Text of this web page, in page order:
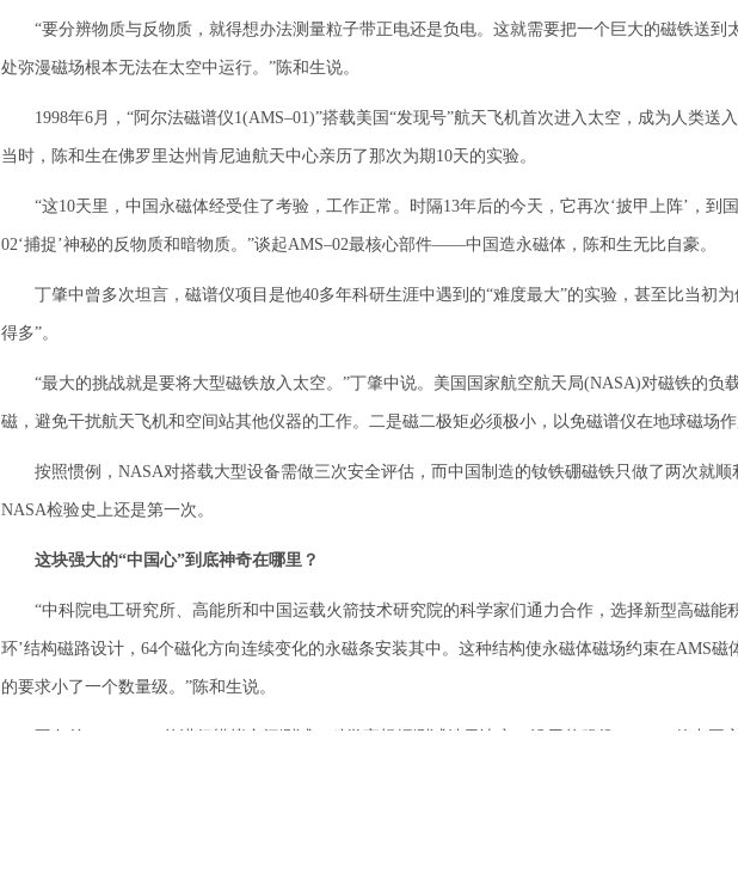
“要分辨物质与反物质，就得想办法测量粒子带正电还是负电。这就需要把一个巨大的磁铁送到
处弥漫磁场根本无法在太空中运行。”陈和生说。
1998年6月，“阿尔法磁谱仪1(AMS–01)”搭载美国“发现号”航天飞机首次进入太空，成为人类送入
当时，陈和生在佛罗里达州肯尼迪航天中心亲历了那次为期10天的实验。
“这10天里，中国永磁体经受住了考验，工作正常。时隔13年后的今天，它再次‘披甲上阵’，到
02‘捕捉’神秘的反物质和暗物质。”谈起AMS–02最核心部件——中国造永磁体，陈和生无比自豪。
丁肇中曾多次坦言，磁谱仪项目是他40多年科研生涯中遇到的“难度最大”的实验，甚至比当初为
得多”。
“最大的挑战就是要将大型磁铁放入太空。”丁肇中说。美国国家航空航天局(NASA)对磁铁的负
磁，避免干扰航天飞机和空间站其他仪器的工作。二是磁二极矩必须极小，以免磁谱仪在地球磁场作
按照惯例，NASA对搭载大型设备需做三次安全评估，而中国制造的钕铁硼磁铁只做了两次就顺
NASA检验史上还是第一次。
这块强大的“中国心”到底神奇在哪里？
“中科院电工研究所、高能所和中国运载火箭技术研究院的科学家们通力合作，选择新型高磁能
环’结构磁路设计，64个磁化方向连续变化的永磁条安装其中。这种结构使永磁体磁场约束在AMS磁
的要求小了一个数量级。”陈和生说。